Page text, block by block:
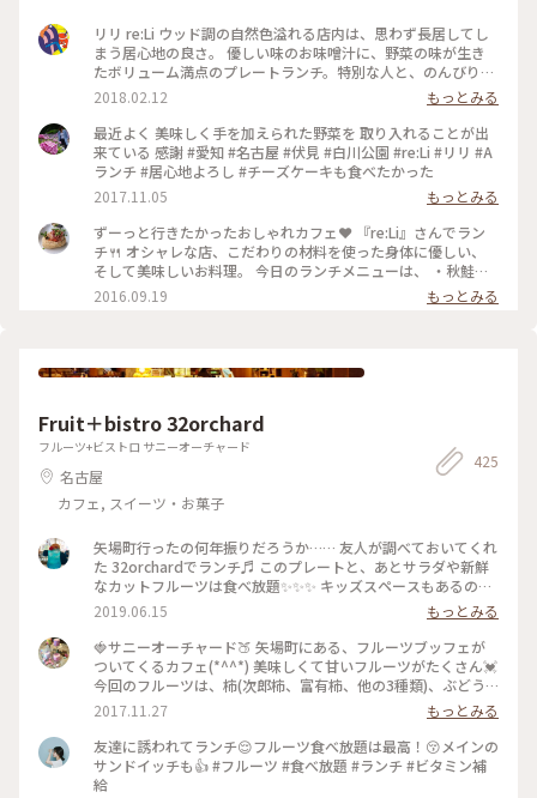
リリ re:Li ウッド調の自然色溢れる店内は、思わず長居してし
まう居心地の良さ。 優しい味のお味噌汁に、野菜の味が生き
たボリューム満点のプレートランチ。特別な人と、のんびり憩
いの時間を過ごしてみては？ #ヘルシー#ご飯#プレートランチ
#隠れ家的レストラン#カフェ#大須
2018.02.12
もっとみる
最近よく 美味しく手を加えられた野菜を 取り入れることが出
来ている 感謝 #愛知 #名古屋 #伏見 #白川公園 #re:Li #リリ #A
ランチ #居心地よろし #チーズケーキも食べたかった
2017.11.05
もっとみる
ずーっと行きたかったおしゃれカフェ❤️ 『re:Li』さんでラン
チ🍴 オシャレな店、こだわりの材料を使った身体に優しい、
そして美味しいお料理。 今日のランチメニューは、 ・秋鮭と
農園の野菜のフリットエスニックソース ・紫キャベツのクミ
ンソース ・大葉のポテトサラダ ・蒸し豆腐、ゆで鶏と韓国ダ
日は予約をした方がいいようです😊 #わたしの街 #名古屋 #ラ
2016.09.19 もっとみる
Fruit＋bistro 32orchard
フルーツ+ビストロ サニーオーチャード
名古屋
カフェ, スイーツ・お菓子
425
矢場町行ったの何年振りだろうか…… 友人が調べておいてくれ
た 32orchardでランチ♬ このプレートと、あとサラダや新鮮
なカットフルーツは食べ放題✨✨✨ キッズスペースもあるの
で、子連れで訪れた今回はとてもいいお店でした♬
2019.06.15
もっとみる
🍓サニーオーチャード🍑 矢場町にある、フルーツブッフェが
ついてくるカフェ(*^^*) 美味しくて甘いフルーツがたくさん💓
今回のフルーツは、柿(次郎柿、富有柿、他の3種類)、ぶどう
(巨峰、マスカット、ぶどう)、梨、みかん、ラ・フランス、り
んご、いちご、オレンジ、などがありました😙🍎🍊 いちごは
時期が早かったみたいで、甘さが足りなかったですが、ラ・フ
ランスとぶどうはとっても甘かったです💃 #サニーオーチャー
ド #栄 #矢場町 #フルーツ #ブッフェ #わたしの街 #カフェ #オ
2017.11.27
もっとみる
友達に誘われてランチ😌フルーツ食べ放題は最高！😚メインの
サンドイッチも👍 #フルーツ #食べ放題 #ランチ #ビタミン補
給